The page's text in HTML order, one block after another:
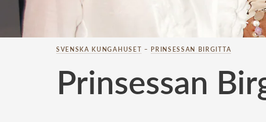
SVENSKA KUNGAHUSET – PRINSESSAN BIRGITTA
Prinsessan